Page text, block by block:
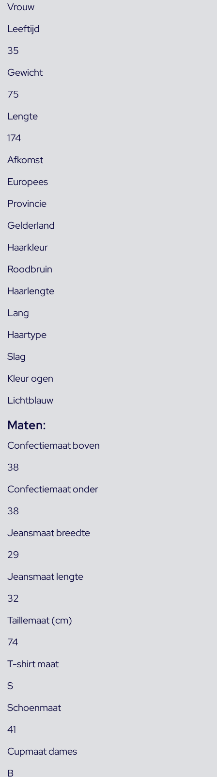
Vrouw
Leeftijd
35
Gewicht
75
Lengte
174
Afkomst
Europees
Provincie
Gelderland
Haarkleur
Roodbruin
Haarlengte
Lang
Haartype
Slag
Kleur ogen
Lichtblauw
Maten:
Confectiemaat boven
38
Confectiemaat onder
38
Jeansmaat breedte
29
Jeansmaat lengte
32
Taillemaat (cm)
74
T-shirt maat
S
Schoenmaat
41
Cupmaat dames
B